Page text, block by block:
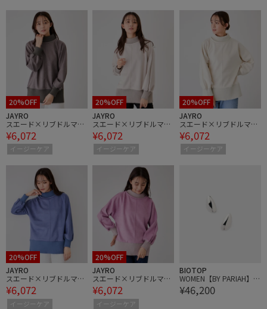
20%OFF
JAYRO
スエード×リブドルマン
チュニック
¥6,072
イージーケア
20%OFF
JAYRO
スエード×リブドルマン
チュニック
¥6,072
イージーケア
20%OFF
JAYRO
スエード×リブドルマン
チュニック
¥6,072
イージーケア
20%OFF
JAYRO
スエード×リブドルマン
チュニック
¥6,072
イージーケア
20%OFF
JAYRO
スエード×リブドルマン
チュニック
¥6,072
イージーケア
BIOTOP
WOMEN【BY PARIAH】S
culptural Earrings Silver
¥46,200